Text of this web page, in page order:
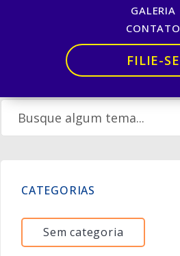
GALERIA
CONTATO
FILIE-SE
#CHEGADEESPERAR PCSJÁ!
CATEGORIAS
Sem categoria